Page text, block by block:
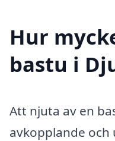
Hur
bastu i
Att njuta av en
avkopplande och